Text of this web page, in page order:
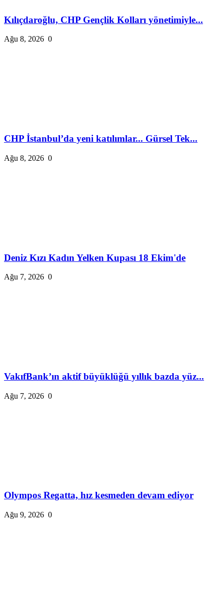
Kılıçdaroğlu, CHP Gençlik Kolları yönetimiyle...
Ağu 8, 2026 0
CHP İstanbul’da yeni katılımlar... Gürsel Tek...
Ağu 8, 2026 0
Deniz Kızı Kadın Yelken Kupası 18 Ekim'de
Ağu 7, 2026 0
VakıfBank’ın aktif büyüklüğü yıllık bazda yüz...
Ağu 7, 2026 0
Olympos Regatta, hız kesmeden devam ediyor
Ağu 9, 2026 0